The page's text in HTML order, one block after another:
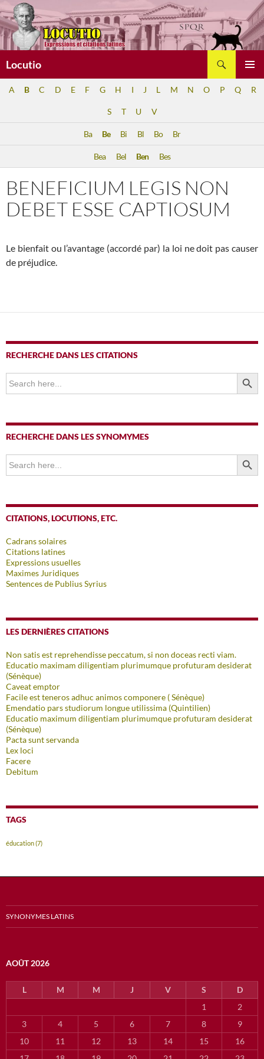
Aller
au
contenu
Locutio
A B C D E F G H I J L M N O P Q R
S T U V
Ba Be Bi Bl Bo Br
Bea Bel Ben Bes
BENEFICIUM LEGIS NON
DEBET ESSE CAPTIOSUM
Le bienfait ou l’avantage (accordé par) la loi ne doit pas causer
de préjudice.
RECHERCHE DANS LES CITATIONS
Search
for:
SEARCH
RECHERCHE DANS LES SYNOMYMES
Search
for:
SEARCH
CITATIONS, LOCUTIONS, ETC.
Cadrans solaires
Citations latines
Expressions usuelles
Maximes Juridiques
Sentences de Publius Syrius
LES DERNIÈRES CITATIONS
Non satis est reprehendisse peccatum, si non doceas recti viam.
Educatio maximam diligentiam plurimumque profuturam desiderat
(Sénèque)
Caveat emptor
Facile est teneros adhuc animos componere ( Sénèque)
Emendatio pars studiorum longue utilissima (Quintilien)
Educatio maximum diligentiam plurimumque profuturam desiderat
(Sénèque)
Pacta sunt servanda
Lex loci
Facere
Debitum
TAGS
éducation(7)
SYNONYMES LATINS
AOÛT 2026
L M M J V S
D
1
2
3
4 5 6 7 8
9
10
11 12 13 14 15
16